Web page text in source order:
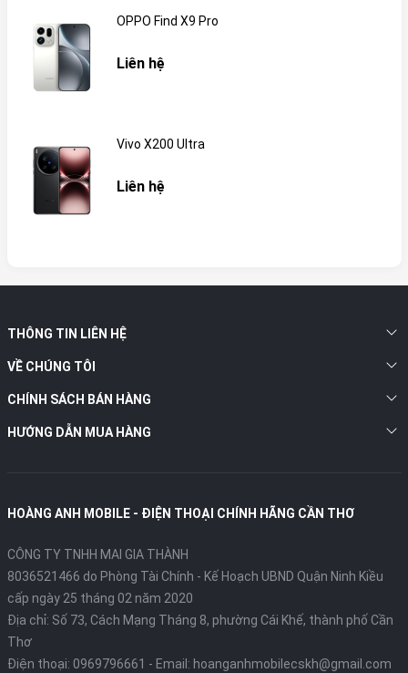
OPPO Find X9 Pro
Liên hệ
Vivo X200 Ultra
Liên hệ
THÔNG TIN LIÊN HỆ
VỀ CHÚNG TÔI
CHÍNH SÁCH BÁN HÀNG
HƯỚNG DẪN MUA HÀNG
HOÀNG ANH MOBILE - ĐIỆN THOẠI CHÍNH HÃNG CẦN THƠ
CÔNG TY TNHH MAI GIA THÀNH
8036521466 do Phòng Tài Chính - Kế Hoạch UBND Quận Ninh Kiều
cấp ngày 25 tháng 02 năm 2020
Địa chỉ: Số 73, Cách Mạng Tháng 8, phường Cái Khế, thành phố Cần
Thơ
Điện thoại: 0969796661 - Email: hoanganhmobilecskh@gmail.com